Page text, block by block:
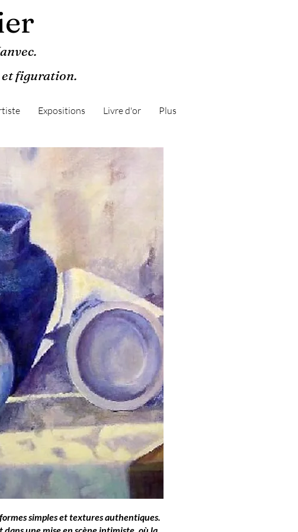
figuration.
Expositions Livre d'or Plus
simples et textures authentiques.